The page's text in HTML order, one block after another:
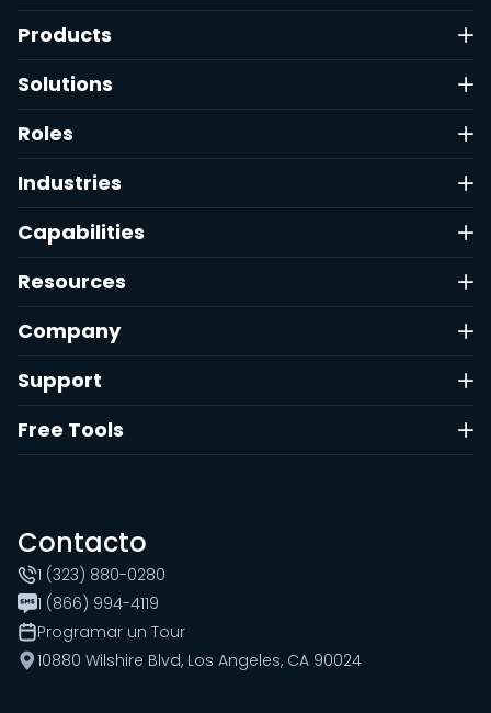
Products
Solutions
Roles
Industries
Capabilities
Resources
Company
Support
Free Tools
Contacto
1 (323) 880-0280
1 (866) 994-4119
Programar un Tour
10880 Wilshire Blvd, Los Angeles, CA 90024